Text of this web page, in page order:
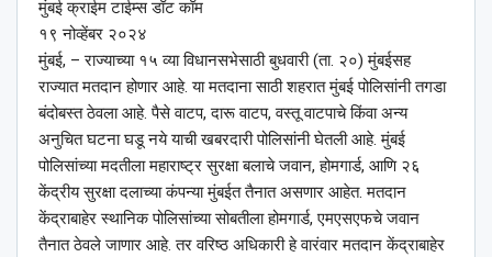
मुंबई क्राईम टाईम्स डॉट कॉम
१९ नोव्हेंबर २०२४
मुंबई, –राज्याच्या १५ व्या विधानसभेसाठी बुधवारी (ता. २०) मुंबईसह
राज्यात मतदान होणार आहे. या मतदाना साठी शहरात मुंबई पोलिसांनी तगडा
बंदोबस्त ठेवला आहे. पैसे वाटप, दारू वाटप, वस्तू वाटपाचे किंवा अन्य
अनुचित घटना घडू नये याची खबरदारी पोलिसांनी घेतली आहे. मुंबई
पोलिसांच्या मदतीला महाराष्ट्र सुरक्षा बलाचे जवान, होमगार्ड, आणि २६
केंद्रीय सुरक्षा दलाच्या कंपन्या मुंबईत तैनात असणार आहेत. मतदान
केंद्राबाहेर स्थानिक पोलिसांच्या सोबतीला होमगार्ड, एमएसएफचे जवान
तैनात ठेवले जाणार आहे. तर वरिष्ठ अधिकारी हे वारंवार मतदान केंद्राबाहेर